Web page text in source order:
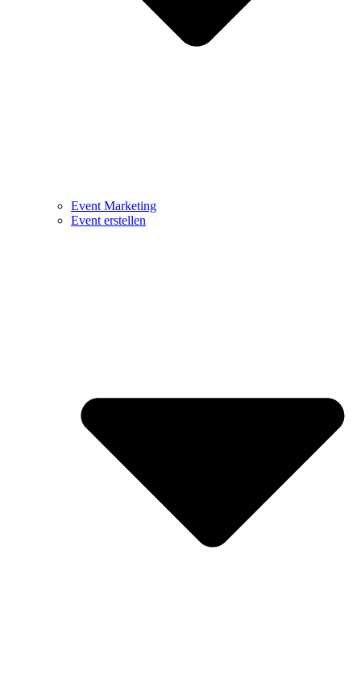
Event Marketing
Event erstellen